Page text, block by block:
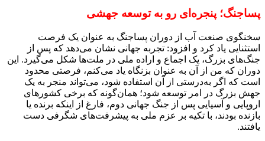
پساجنگ؛ پنجره‌ای رو به توسعه جهشی
سخنگوی صنعت آب از دوران پساجنگ به عنوان یک فرصت
استثنایی یاد کرد و افزود: تجربه جهانی نشان می‌دهد که پس از
جنگ‌های بزرگ، یک اجماع و اراده ملی در ملت‌ها شکل می‌گیرد. این
دوران که من از آن به عنوان بزنگاه یاد می‌کنم، فرصتی محدود
است که اگر به‌درستی از آن استفاده شود، می‌تواند منجر به یک
جهش بزرگ در امر توسعه شود؛ همان‌گونه که برخی کشورهای
اروپایی و آسیایی پس از جنگ جهانی دوم، فارغ از اینکه برنده یا
بازنده بودند، با تکیه بر عزم ملی به پیشرفت‌های شگرفی دست
یافتند.